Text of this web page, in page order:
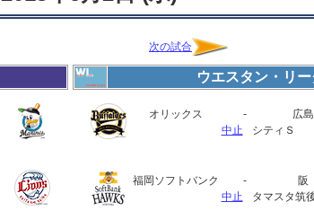
次の試合
ウエスタン・リ
オリックス -
広
中止
シティＳ
福岡ソフトバンク -
中止
タマスタ筑